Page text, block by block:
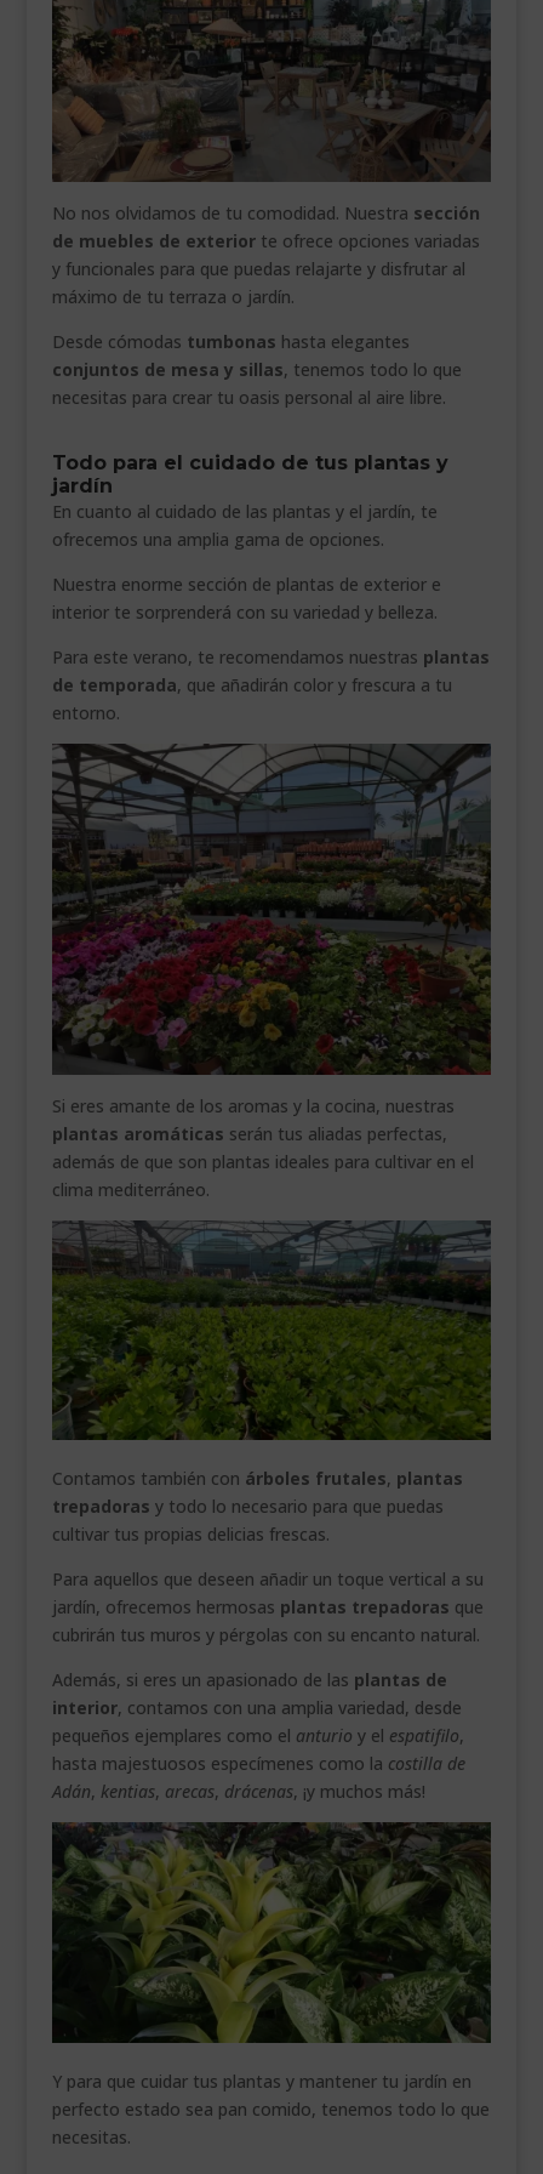
No nos olvidamos de tu comodidad. Nuestra sección
de muebles de exteriorte ofrece opciones variadas
y funcionales para que puedas relajarte y disfrutar al
máximo de tu terraza o jardín.
Desde cómodas tumbonas hasta elegantes
conjuntos de mesa y sillas, tenemos todo lo que
necesitas para crear tu oasis personal al aire libre.
Todo para el cuidado de tus plantas y
jardín
En cuanto al cuidado de las plantas y el jardín, te
ofrecemos una amplia gama de opciones.
Nuestra enorme sección de plantas de exterior e
interior te sorprenderá con su variedad y belleza.
Para este verano, te recomendamos nuestras plantas
de temporada, que añadirán color y frescura a tu
entorno.
Si eres amante de los aromas y la cocina, nuestras
plantas aromáticas serán tus aliadas perfectas,
además de que son plantas ideales para cultivar en el
clima mediterráneo.
Contamos también con árboles frutales, plantas
trepadoras y todo lo necesario para que puedas
cultivar tus propias delicias frescas.
Para aquellos que deseen añadir un toque vertical a su
jardín, ofrecemos hermosas plantas trepadoras que
cubrirán tus muros y pérgolas con su encanto natural.
Además, si eres un apasionado de las plantas de
interior, contamos con una amplia variedad, desde
pequeños ejemplares como el anturio y el espatifilo,
hasta majestuosos especímenes como la costilla de
Adán, kentias, arecas, drácenas, ¡y muchos más!
Y para que cuidar tus plantas y mantener tu jardín en
perfecto estado sea pan comido, tenemos todo lo que
necesitas.